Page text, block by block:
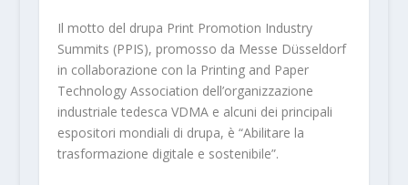
Il motto del drupa Print Promotion Industry
Summits (PPIS), promosso da Messe Düsseldorf
in collaborazione con la Printing and Paper
Technology Association dell’organizzazione
industriale tedesca VDMA e alcuni dei principali
espositori mondiali di drupa, è “Abilitare la
trasformazione digitale e sostenibile”.